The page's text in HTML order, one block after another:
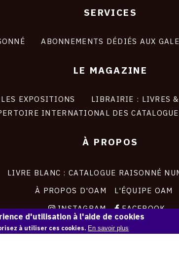
SERVICES
ABONNEMENTS DÉDIÉS AUX
LE MAGAZINE
LES EXPOSITIONS LIBRAIRIE : LIVRES &
INTERNATIONAL DES
À PROPOS
LIVRE BLANC : CATALOGUE RAISONNÉ
À PROPOS D'OAM
L'ÉQUIPE OAM
INSTAGRAM
FACEBOOK
CGU
CGV
d'utilisation à l'aide de cookies
à utiliser ces cookies. En savoir plus